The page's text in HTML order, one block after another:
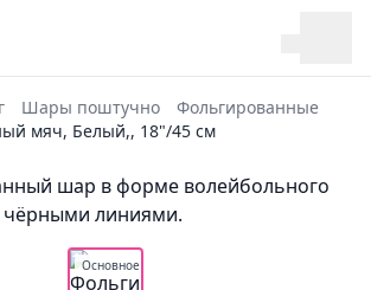
Шары поштучно
Фольгированные
мяч, Белый,, 18"/45 см
Основное